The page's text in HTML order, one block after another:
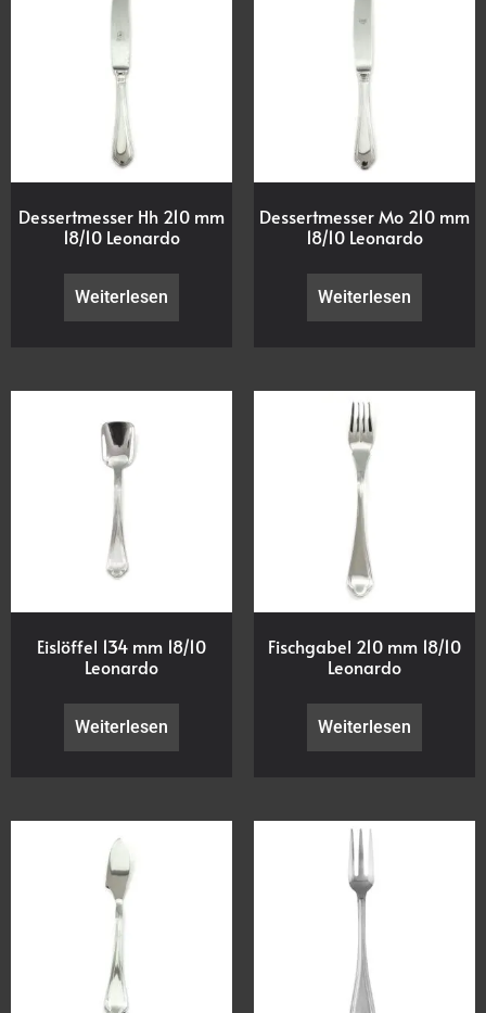
Dessertmesser Hh 210 mm
18/10 Leonardo
Weiterlesen
Dessertmesser Mo 210 mm
18/10 Leonardo
Weiterlesen
Eislöffel 134 mm 18/10
Leonardo
Weiterlesen
Fischgabel 210 mm 18/10
Leonardo
Weiterlesen